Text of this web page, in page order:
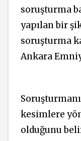
soruşturma
yapılan bir
soruşturma
Ankara
kesimlere
olduğunu